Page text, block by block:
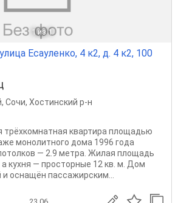
1 из 1
Есауленко, 4 к2, д. 4 к2, 100
, Сочи, Хостинский р-н
трёхкомнатная квартира площадью
монолитного дома 1996 года
— 2.9 метра. Жилая площадь
кухня — просторные 12 кв. м. Дом
оснащён пассажирским...